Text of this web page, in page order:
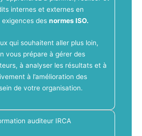
internes et externes en
des normes ISO.
qui souhaitent aller plus loin,
vous prépare à gérer des
à analyser les résultats et à
à l’amélioration des
de votre organisation.
auditeur IRCA